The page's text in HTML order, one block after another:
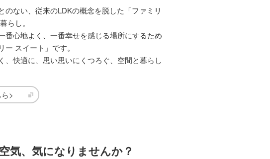
のない、従来のLDKの概念を脱した「ファミリ
らし。
番心地よく、一番幸せを感じる場所にするため
スイート」です。
、快適に、思い思いにくつろぐ、空間と暮らし
>
気、気になりませんか？